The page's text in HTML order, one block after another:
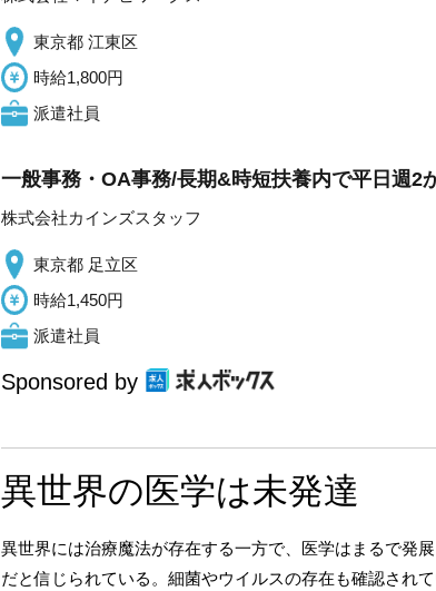
東京都 江東区
時給1,800円
派遣社員
一般事務・OA事務/長期&時短扶養内で平日週2
株式会社カインズスタッフ
東京都 足立区
時給1,450円
派遣社員
Sponsored by
異世界の医学は未発達
異世界には治療魔法が存在する一方で、医学はまるで発
だと信じられている。細菌やウイルスの存在も確認され